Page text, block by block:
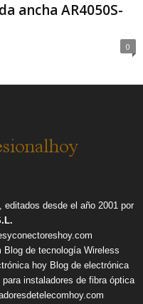
ancha AR4050S-
0
desde el año 2001 por
Blog de tecnología Wireless
hoy Blog de electrónica
para instaladores de fibra óptica